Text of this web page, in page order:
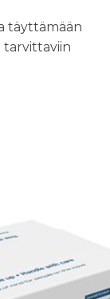
täyttämään
tarvittaviin